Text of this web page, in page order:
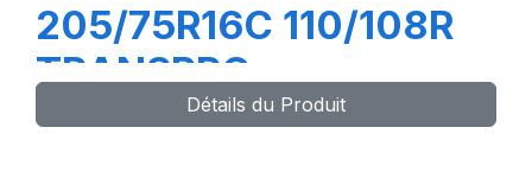
205/75R16C 110/108R
TRANSPRO
Détails du Produit